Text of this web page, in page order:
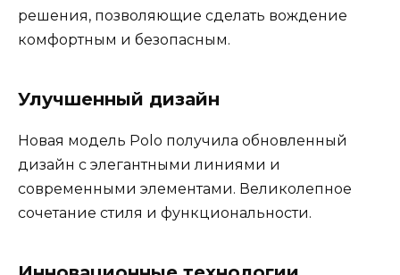
решения, позволяющие сделать вождение
комфортным и безопасным.
Улучшенный дизайн
Новая модель Polo получила обновленный
дизайн с элегантными линиями и
современными элементами. Великолепное
сочетание стиля и функциональности.